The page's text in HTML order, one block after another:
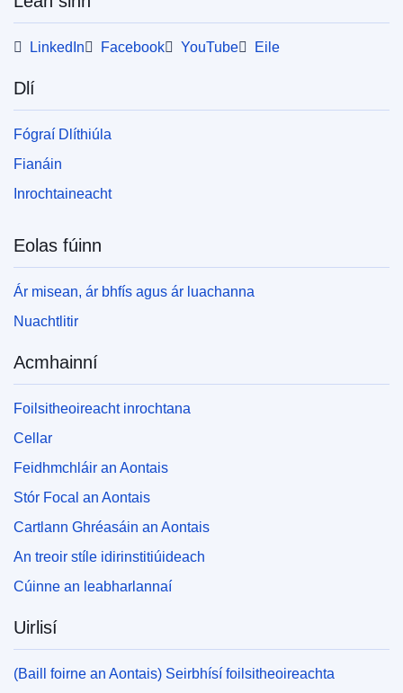
LinkedIn Facebook YouTube Eile
Dlí
Fógraí Dlíthiúla
Fianáin
Inrochtaineacht
Eolas fúinn
Ár misean, ár bhfís agus ár luachanna
Nuachtlitir
Acmhainní
Foilsitheoireacht inrochtana
Cellar
Feidhmchláir an Aontais
Stór Focal an Aontais
Cartlann Ghréasáin an Aontais
An treoir stíle idirinstitiúideach
Cúinne an leabharlannaí
Uirlisí
(Baill foirne an Aontais) Seirbhísí foilsitheoireachta